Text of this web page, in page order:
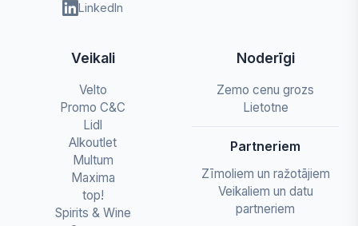
LinkedIn
Veikali
Velto
Promo C&C
Lidl
Alkoutlet
Multum
Maxima
top!
Spirits & Wine
Noderīgi
Zemo cenu grozs
Lietotne
Partneriem
Zīmoliem un ražotājiem
Veikaliem un datu
partneriem